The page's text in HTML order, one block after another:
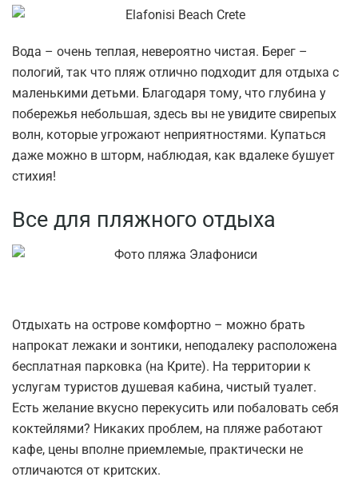
Вода – очень теплая, невероятно чистая. Берег –
пологий, так что пляж отлично подходит для отдыха с
маленькими детьми. Благодаря тому, что глубина у
побережья небольшая, здесь вы не увидите свирепых
волн, которые угрожают неприятностями. Купаться
даже можно в шторм, наблюдая, как вдалеке бушует
стихия!
Все для пляжного отдыха
Отдыхать на острове комфортно – можно брать
напрокат лежаки и зонтики, неподалеку расположена
бесплатная парковка (на Крите). На территории к
услугам туристов душевая кабина, чистый туалет.
Есть желание вкусно перекусить или побаловать себя
коктейлями? Никаких проблем, на пляже работают
кафе, цены вполне приемлемые, практически не
отличаются от критских.